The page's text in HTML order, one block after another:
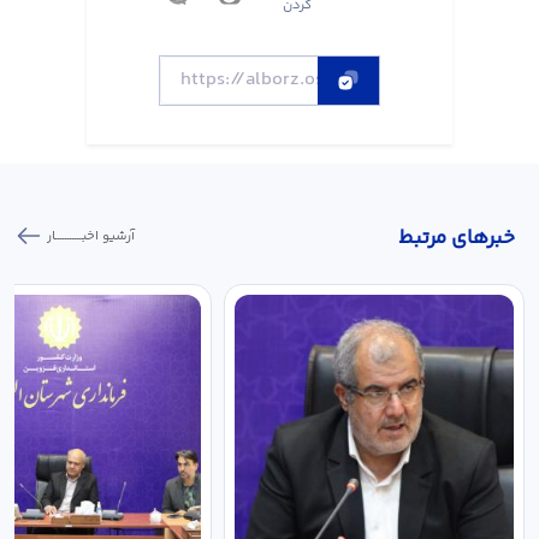
کردن
خبر‌های مرتبط آرشیو اخبـــــــــــار